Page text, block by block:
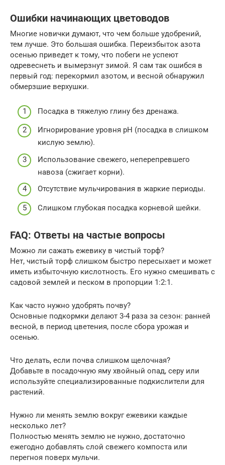
Ошибки начинающих цветоводов
Многие новички думают, что чем больше удобрений,
тем лучше. Это большая ошибка. Переизбыток азота
осенью приведет к тому, что побеги не успеют
одревеснеть и вымерзнут зимой. Я сам так ошибся в
первый год: перекормил азотом, и весной обнаружил
обмерзшие верхушки.
Посадка в тяжелую глину без дренажа.
Игнорирование уровня pH (посадка в слишком
кислую землю).
Использование свежего, неперепревшего
навоза (сжигает корни).
Отсутствие мульчирования в жаркие периоды.
Слишком глубокая посадка корневой шейки.
FAQ: Ответы на частые вопросы
Можно ли сажать ежевику в чистый торф?
Нет, чистый торф слишком быстро пересыхает и может
иметь избыточную кислотность. Его нужно смешивать с
садовой землей и песком в пропорции 1:2:1.
Как часто нужно удобрять почву?
Основные подкормки делают 3-4 раза за сезон: ранней
весной, в период цветения, после сбора урожая и
осенью.
Что делать, если почва слишком щелочная?
Добавьте в посадочную яму хвойный опад, серу или
используйте специализированные подкислители для
растений.
Нужно ли менять землю вокруг ежевики каждые
несколько лет?
Полностью менять землю не нужно, достаточно
ежегодно добавлять слой свежего компоста или
перегноя поверх мульчи.